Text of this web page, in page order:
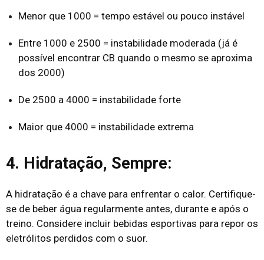
Menor que 1000 = tempo estável ou pouco instável
Entre 1000 e 2500 = instabilidade moderada (já é
possível encontrar CB quando o mesmo se aproxima
dos 2000)
De 2500 a 4000 = instabilidade forte
Maior que 4000 = instabilidade extrema
4. Hidratação, Sempre:
A hidratação é a chave para enfrentar o calor. Certifique-
se de beber água regularmente antes, durante e após o
treino. Considere incluir bebidas esportivas para repor os
eletrólitos perdidos com o suor.